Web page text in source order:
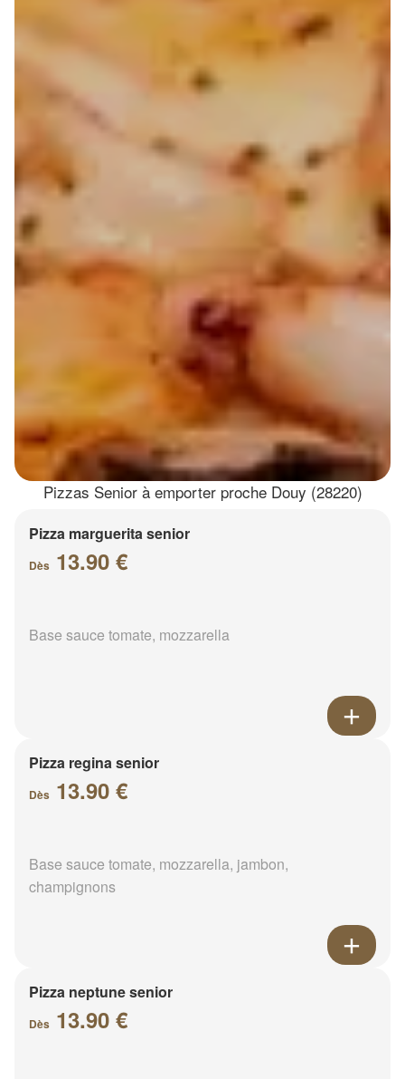
Pizzas Senior à emporter proche Douy (28220)
Pizza marguerita senior
Dès 13.90 €
Base sauce tomate, mozzarella
Pizza regina senior
Dès 13.90 €
Base sauce tomate, mozzarella, jambon,
champignons
Pizza neptune senior
Dès 13.90 €